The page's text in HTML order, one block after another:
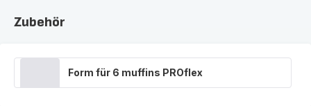
Zubehör
Form für 6 muffins PROflex